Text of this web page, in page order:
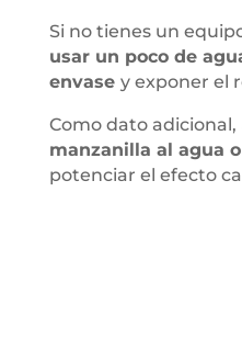
Si no tienes un
usar un poco de
envase y exponer el
Como dato adicional,
manzanilla al agua
potenciar el efecto